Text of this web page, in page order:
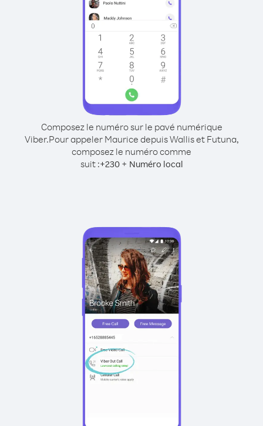
Composez le numéro sur le pavé numérique
Viber.Pour appeler Maurice depuis Wallis et Futuna,
composez le numéro comme
suit :+230+ Numéro local